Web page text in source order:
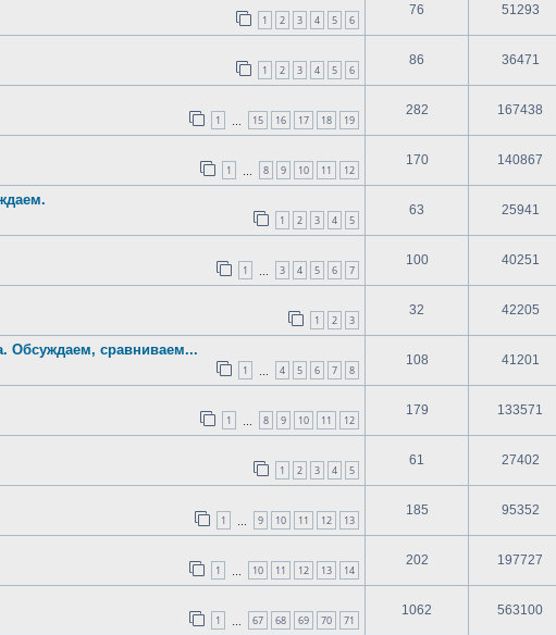
1 2 3 4 5 6
76 51293
1 2 3 4 5 6
86 36471
1 15 16 17 18 19
282 167438
1 8 9 10 11 12
170 140867
1 2 3 4 5
63 25941
1 3 4 5 6 7
100 40251
1 2 3
32 42205
Обсуждаем, сравниваем...
1 4 5 6 7 8
108 41201
1 8 9 10 11 12
179 133571
1 2 3 4 5
61 27402
1 9 10 11 12 13
185 95352
1 10 11 12 13 14
202 197727
1 67 68 69 70 71
1062 563100